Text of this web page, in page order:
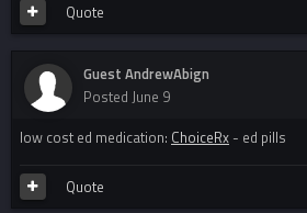
Quote
Guest AndrewAbign
Posted June 9
low cost ed medication: ChoiceRx - ed pills
Quote